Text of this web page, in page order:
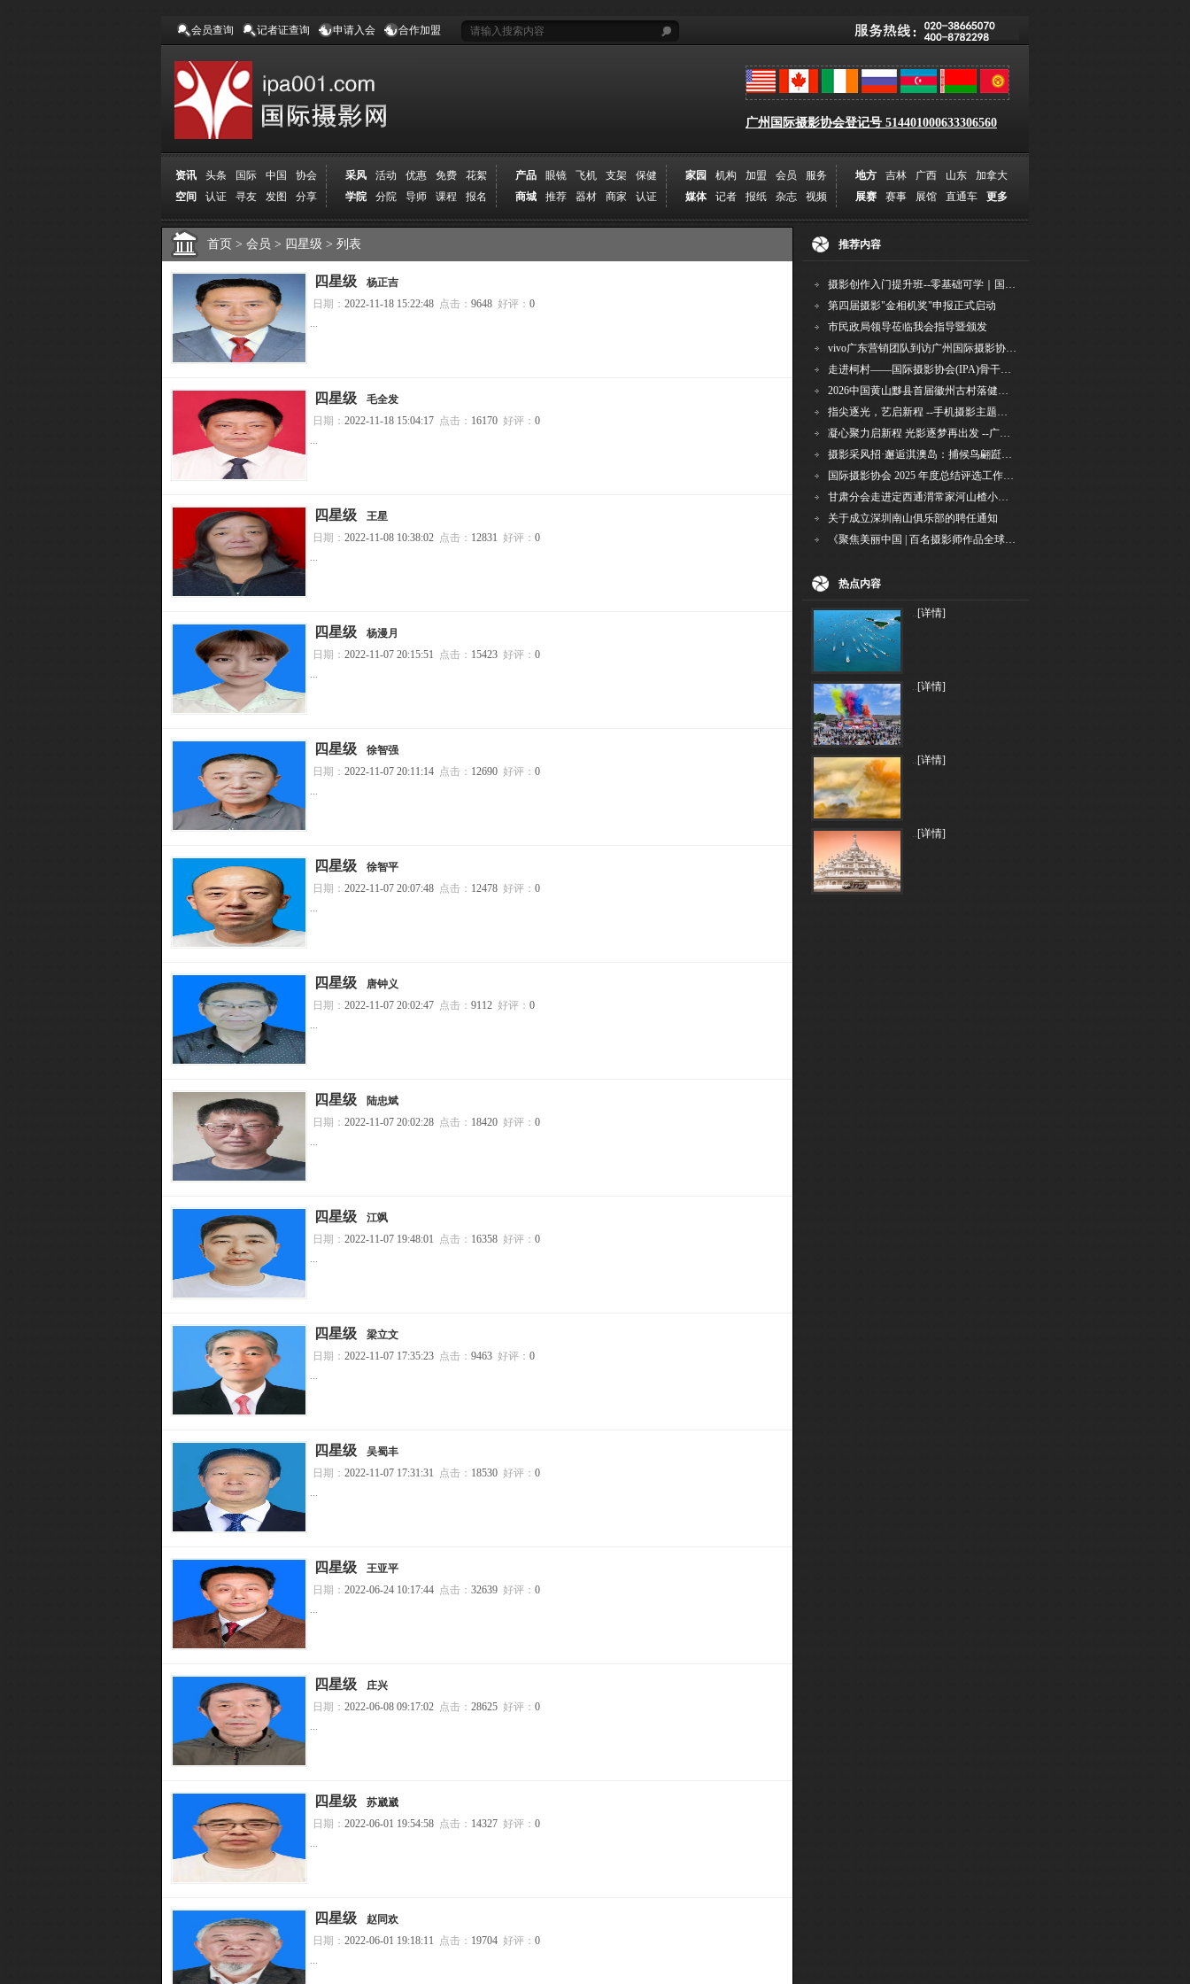
会员查询 记者证查询 申请入会 合作加盟
广州国际摄影协会登记号 514401000633306560
资讯 头条 国际 中国 协会 采风 活动 优惠 免费 花絮 产品 眼镜 飞机 支架 保健 家园 机构 加盟 会员 服务 地方 吉林 广西 山东
加拿大
空间
认证 寻友 发图 分享 学院 分院 导师 课程 报名 商城 推荐 器材 商家 认证 媒体 记者 报纸 杂志 视频 展赛 赛事 展馆 直通车 更多
首页 > 会员 > 四星级 > 列表
四星级
杨正吉
日期： 2022-11-18 15:22:48 点击： 9648 好评： 0
...
四星级
毛全发
日期： 2022-11-18 15:04:17 点击： 16170 好评： 0
...
四星级
王星
日期： 2022-11-08 10:38:02 点击： 12831 好评： 0
...
四星级
杨漫月
日期： 2022-11-07 20:15:51 点击： 15423 好评： 0
...
四星级
徐智强
日期： 2022-11-07 20:11:14 点击： 12690 好评： 0
...
四星级
徐智平
日期： 2022-11-07 20:07:48 点击： 12478 好评： 0
...
四星级
唐钟义
日期： 2022-11-07 20:02:47 点击： 9112 好评： 0
...
四星级
陆忠斌
日期： 2022-11-07 20:02:28 点击： 18420 好评： 0
...
四星级
江飒
日期： 2022-11-07 19:48:01 点击： 16358 好评： 0
...
四星级
梁立文
日期： 2022-11-07 17:35:23 点击： 9463 好评： 0
...
四星级
吴蜀丰
日期： 2022-11-07 17:31:31 点击： 18530 好评： 0
...
四星级
王亚平
日期： 2022-06-24 10:17:44 点击： 32639 好评： 0
...
四星级
庄兴
日期： 2022-06-08 09:17:02 点击： 28625 好评： 0
...
四星级
苏崴崴
日期： 2022-06-01 19:54:58 点击： 14327 好评： 0
...
四星级
赵同欢
日期： 2022-06-01 19:18:11 点击： 19704 好评： 0
...
推荐内容
摄影创作入门提升班--零基础可学｜国际评委授课｜手机·相机均可｜AI工具｜摄影比赛指
第四届摄影"金相机奖"申报正式启动
市民政局领导莅临我会指导暨颁发
vivo广东营销团队到访广州国际摄影协会 共商合作事宜
走进柯村——国际摄影协会(IPA)骨干采风安徽行之6
2026中国黄山黟县首届徽州古村落健康跑圆满举行
指尖逐光，艺启新程 --手机摄影主题讲座在市老年干部大学圆满落幕
凝心聚力启新程 光影逐梦再出发 --广州国际摄影协会2026年首次会长秘书长会议召开
摄影采风招·邂逅淇澳岛：捕候鸟翩跹，寻古村烟火，追海上霞光
国际摄影协会 2025 年度总结评选工作的通知
甘肃分会走进定西通渭常家河山楂小镇旅游景区开展"红果满枝迎丰岁·山楂小镇庆佳节"为主
关于成立深圳南山俱乐部的聘任通知
《聚焦美丽中国 | 百名摄影师作品全球巡回展》（晋中）开幕新闻通稿
热点内容
..[详情]
..[详情]
..[详情]
..[详情]